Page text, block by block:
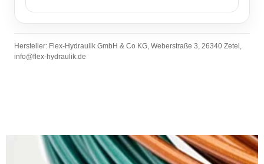
Hersteller: Flex-Hydraulik GmbH & Co KG, Weberstraße 3, 26340 Zetel,
info@flex-hydraulik.de